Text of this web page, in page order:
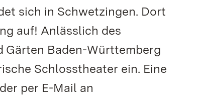
sich in Schwetzingen. Dort
auf! Anlässlich des
Baden-Württemberg
Schlosstheater ein. Eine
per E-Mail an